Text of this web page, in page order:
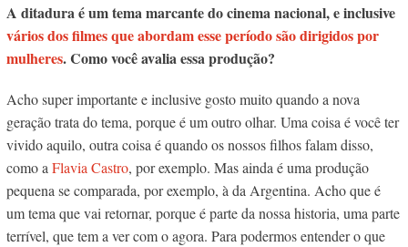
A ditadura é um tema marcante do cinema nacional, e inclusive
vários dos filmes que abordam esse período são dirigidos por
mulheres. Como você avalia essa produção?
Acho super importante e inclusive gosto muito quando a nova
geração trata do tema, porque é um outro olhar. Uma coisa é você ter
vivido aquilo, outra coisa é quando os nossos filhos falam disso,
como a Flavia Castro, por exemplo. Mas ainda é uma produção
pequena se comparada, por exemplo, à da Argentina. Acho que é
um tema que vai retornar, porque é parte da nossa historia, uma parte
terrível, que tem a ver com o agora. Para podermos entender o que